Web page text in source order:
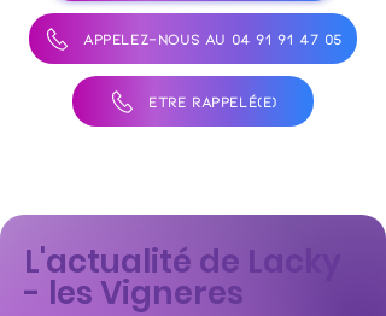
APPELEZ-NOUS AU 04 91 91 47 05
ÊTRE RAPPELÉ(E)
L'actualité de Lacky
- les Vigneres